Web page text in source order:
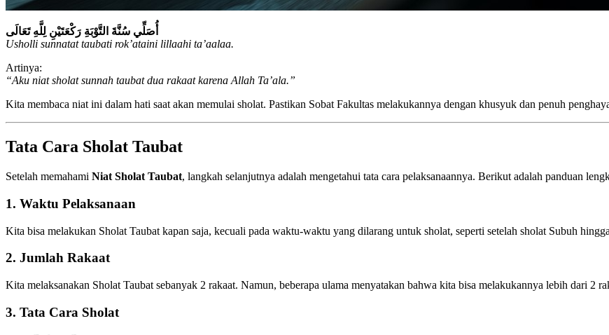
أُصَلِّي سُنَّةَ التَّوْبَةِ رَكْعَتَيْنِ لِلَّهِ تَعَالَى
Usholli sunnatat taubati rok’ataini lillaahi ta’aalaa.
Artinya:
“Aku niat sholat sunnah taubat dua rakaat karena Allah Ta’ala.”
Kita membaca niat ini dalam hati saat akan memulai sholat. Pastikan Sobat Fakultas melakukannya dengan khusyuk dan penuh
Tata Cara Sholat Taubat
Setelah memahami Niat Sholat Taubat, langkah selanjutnya adalah mengetahui tata cara pelaksanaannya. Berikut adalah panduan
1. Waktu Pelaksanaan
Kita bisa melakukan Sholat Taubat kapan saja, kecuali pada waktu-waktu yang dilarang untuk sholat, seperti setelah sholat Subuh
2. Jumlah Rakaat
Kita melaksanakan Sholat Taubat sebanyak 2 rakaat. Namun, beberapa ulama menyatakan bahwa kita bisa melakukannya lebih dari 2
3. Tata Cara Sholat